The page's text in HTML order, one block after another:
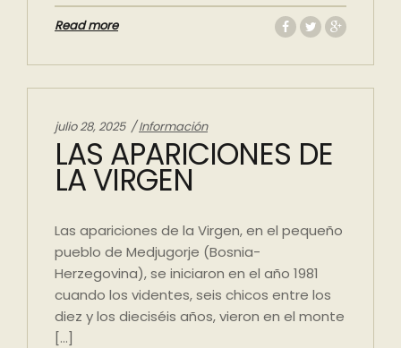
Read more
julio 28, 2025 Categories:
Información
LAS APARICIONES DE
LA VIRGEN
Las apariciones de la Virgen, en el pequeño
pueblo de Medjugorje (Bosnia-
Herzegovina), se iniciaron en el año 1981
cuando los videntes, seis chicos entre los
diez y los dieciséis años, vieron en el monte
[…]